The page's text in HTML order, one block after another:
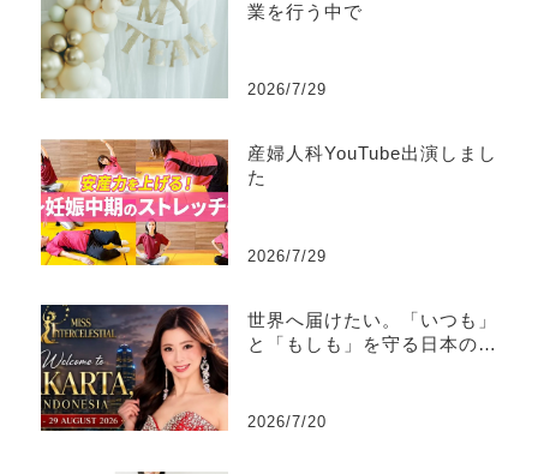
業を行う中で
2026/7/29
産婦人科YouTube出演しまし
た
2026/7/29
世界へ届けたい。「いつも」
と「もしも」を守る日本の文
2026/7/20